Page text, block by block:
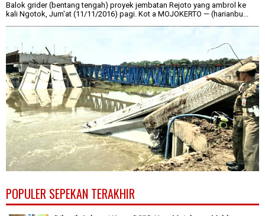
Balok grider (bentang tengah) proyek jembatan Rejoto yang ambrol ke
kali Ngotok, Jum'at (11/11/2016) pagi. Kot a MOJOKERTO — (harianbu...
POPULER SEPEKAN TERAKHIR